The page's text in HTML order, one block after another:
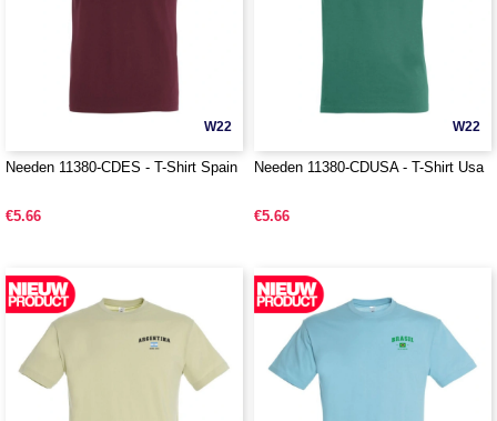
W22
Needen 11380-CDES - T-Shirt Spain
€5.66
W22
Needen 11380-CDUSA - T-Shirt Usa
€5.66